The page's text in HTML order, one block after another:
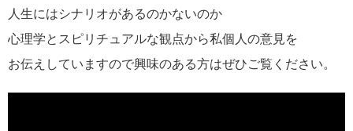
人生にはシナリオがあるのかないのか
心理学とスピリチュアルな観点から私個人の意見を
お伝えしていますので興味のある方はぜひご覧ください。